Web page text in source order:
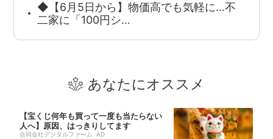
◆【6月5日から】物価高でも気軽に…不
二家に「100円シ…
あなたにオススメ
【宝くじ何年も買って一度も当たらない
人へ】原因、はっきりしてます
合同会社デジタルファーム AD